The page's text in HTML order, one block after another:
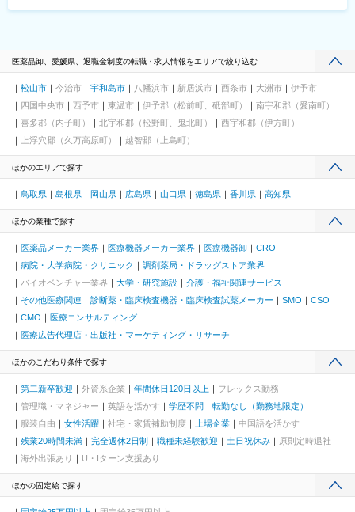
医薬品卸、愛媛県、退職金制度の転職・求人情報をエリアで絞り込む
松山市 今治市 宇和島市 八幡浜市 新居浜市 西条市 大洲市
伊予市
四国中央市
西予市 東温市 伊予郡（松前町、砥部町）
南宇和郡（愛南町）
喜多郡（内子町）
北宇和郡（松野町、鬼北町）
西宇和郡（伊方町）
上浮穴郡（久万高原町）
越智郡（上島町）
ほかのエリアで探す
鳥取県 島根県 岡山県 広島県 山口県 徳島県 香川県 高知県
ほかの業種で探す
医薬品メーカー業界 医療機器メーカー業界 医療機器卸
CRO
病院・大学病院・クリニック
調剤薬局・ドラッグストア業界
バイオベンチャー業界
大学・研究施設
介護・福祉関連サービス
その他医療関連
診断薬・臨床検査機器・臨床検査試薬メーカー SMO
CSO
CMO
医療コンサルティング
医療広告代理店・出版社・マーケティング・リサーチ
ほかのこだわり条件で探す
第二新卒歓迎 外資系企業 年間休日120日以上
フレックス勤務
管理職・マネジャー
英語を活かす 学歴不問
転勤なし（勤務地限定）
服装自由
女性活躍 社宅・家賃補助制度 上場企業
中国語を活かす
残業20時間未満
完全週休2日制 職種未経験歓迎 土日祝休み
原則定時退社
海外出張あり
U・Iターン支援あり
ほかの固定給で探す